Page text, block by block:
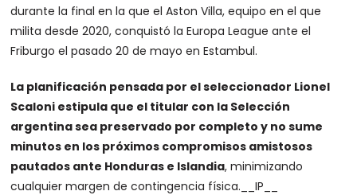
durante la final en la que el Aston Villa, equipo en el que
milita desde 2020, conquistó la Europa League ante el
Friburgo el pasado 20 de mayo en Estambul.
La planificación pensada por el seleccionador Lionel
Scaloni estipula que el titular con la Selección
argentina sea preservado por completo y no sume
minutos en los próximos compromisos amistosos
pautados ante Honduras e Islandia, minimizando
cualquier margen de contingencia física. __IP__